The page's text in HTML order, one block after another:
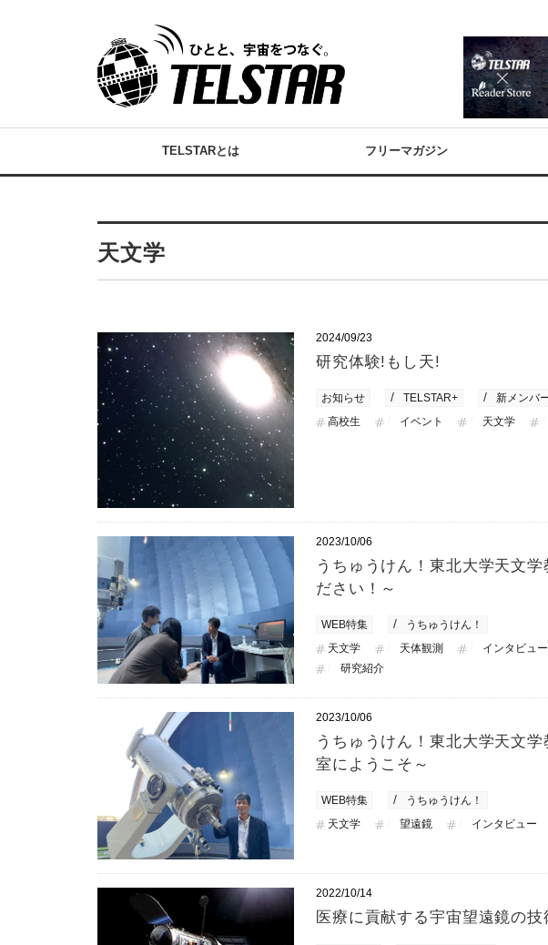
TELSTARとは フリーマガジン
天文学
2024/09/23
研究体験!もし天!
お知らせ TELSTAR+
新メンバ
高校生
イベント 天文学
2023/10/06
うちゅうけん！東北大学天文
ださい！～
WEB特集
うちゅうけん！
天文学
天体観測 インタビュー
研究紹介
2023/10/06
うちゅうけん！東北大学天文
室にようこそ～
WEB特集
うちゅうけん！
天文学
望遠鏡 インタビュー
2022/10/14
医療に貢献する宇宙望遠鏡の技